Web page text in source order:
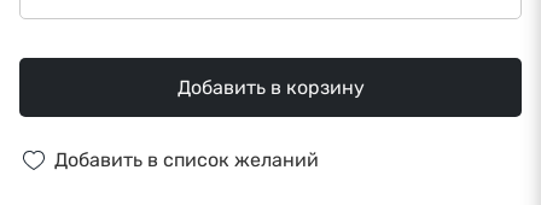
Добавить в корзину
Добавить в список желаний